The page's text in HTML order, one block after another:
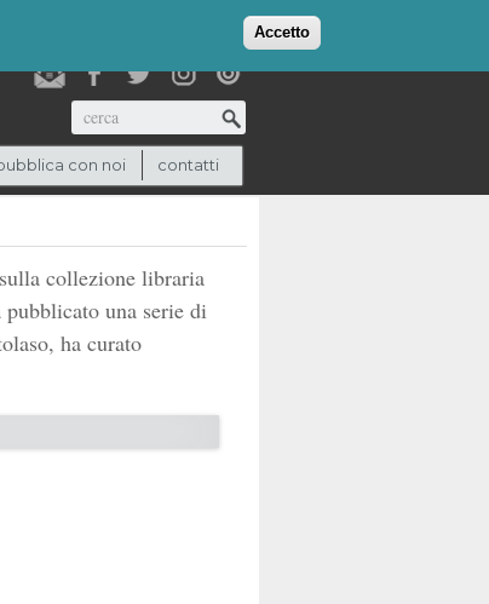
Accetto
(0)
Cerca
con noi contatti
collezione libraria
una serie di
ha curato